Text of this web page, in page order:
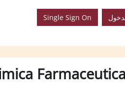
Single Sign On